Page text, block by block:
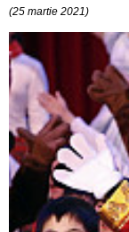
(25 martie 2021)